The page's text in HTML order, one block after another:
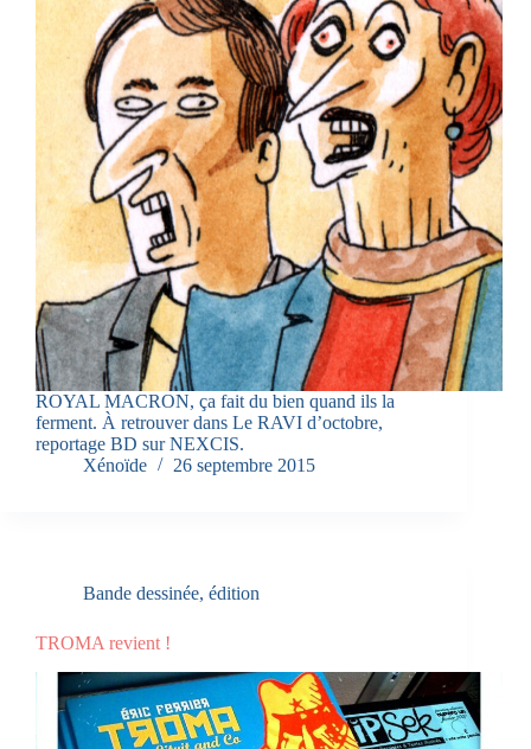
ROYAL MACRON, ça fait du bien quand ils la
ferment. À retrouver dans Le RAVI d’octobre,
reportage BD sur NEXCIS.
Xénoïde
26 septembre 2015
Bande dessinée, édition
TROMA revient !